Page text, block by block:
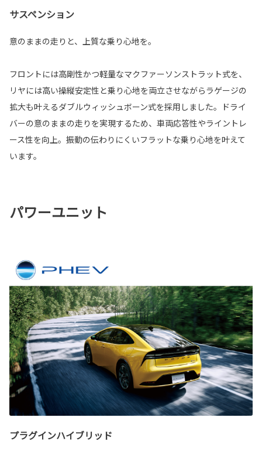
サスペンション
意のままの走りと、上質な乗り心地を。
フロントには高剛性かつ軽量なマクファーソンストラット式を、
リヤには高い操縦安定性と乗り心地を両立させながらラゲージの
拡大も叶えるダブルウィッシュボーン式を採用しました。ドライ
バーの意のままの走りを実現するため、車両応答性やライントレ
ース性を向上。振動の伝わりにくいフラットな乗り心地を叶えて
います。
パワーユニット
プラグインハイブリッド